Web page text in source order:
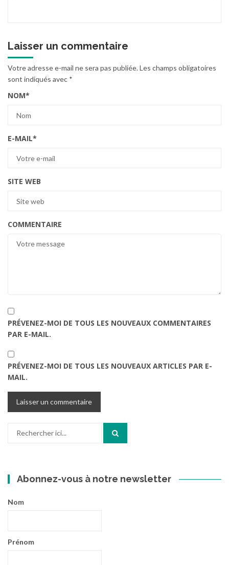
Laisser un commentaire
Votre adresse e-mail ne sera pas publiée.Les champs obligatoires
sont indiqués avec *
NOM*
E-MAIL*
SITE WEB
COMMENTAIRE
PRÉVENEZ-MOI DE TOUS LES NOUVEAUX COMMENTAIRES
PAR E-MAIL.
PRÉVENEZ-MOI DE TOUS LES NOUVEAUX ARTICLES PAR E-
MAIL.
Abonnez-vous à notre newsletter
Nom
Prénom